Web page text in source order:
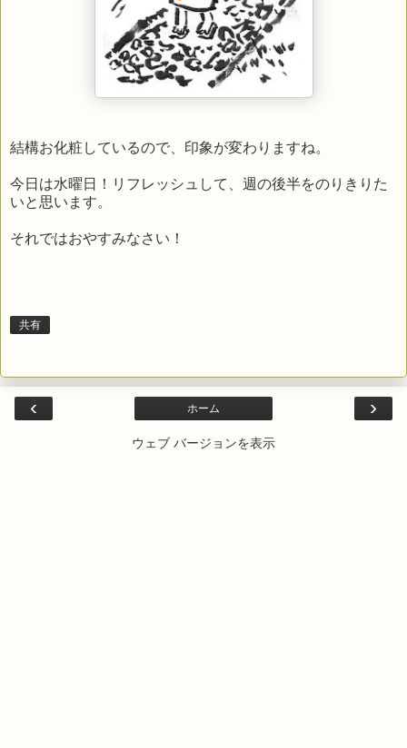
結構お化粧しているので、印象が変わりますね。
今日は水曜日！リフレッシュして、週の後半をのりきりた
いと思います。
それではおやすみなさい！
共有
‹ ›
ホーム
ウェブ バージョンを表示